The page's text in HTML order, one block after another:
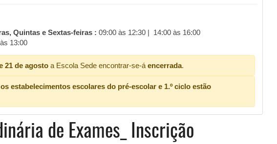
Quintas e Sextas-feiras : 09:00 às 12:30 | 14:00 às 16:00
13:00
21 de agosto a Escola Sede encontrar-se-á encerrada.
estabelecimentos escolares do pré-escolar e 1.º ciclo estão
de Exames_ Inscrição